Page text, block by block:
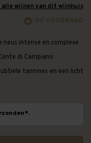
wijnen van dit wijnhuis
OP VOORRAAD
intense en complexe
di Campiano
tannines en een licht